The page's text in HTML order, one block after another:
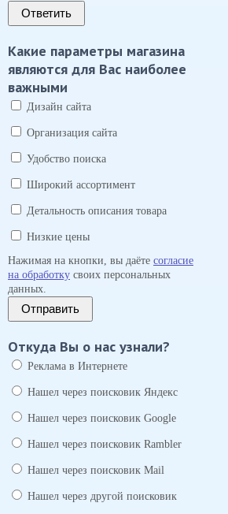
Ответить
Какие параметры магазина
являются для Вас наиболее
важными
Дизайн сайта
Организация сайта
Удобство поиска
Широкий ассортимент
Детальность описания товара
Низкие цены
Нажимая на кнопки, вы даёте согласие
на обработку своих персональных
данных.
Отправить
Откуда Вы о нас узнали?
Реклама в Интернете
Нашел через поисковик Яндекс
Нашел через поисковик Google
Нашел через поисковик Rambler
Нашел через поисковик Mail
Нашел через другой поисковик